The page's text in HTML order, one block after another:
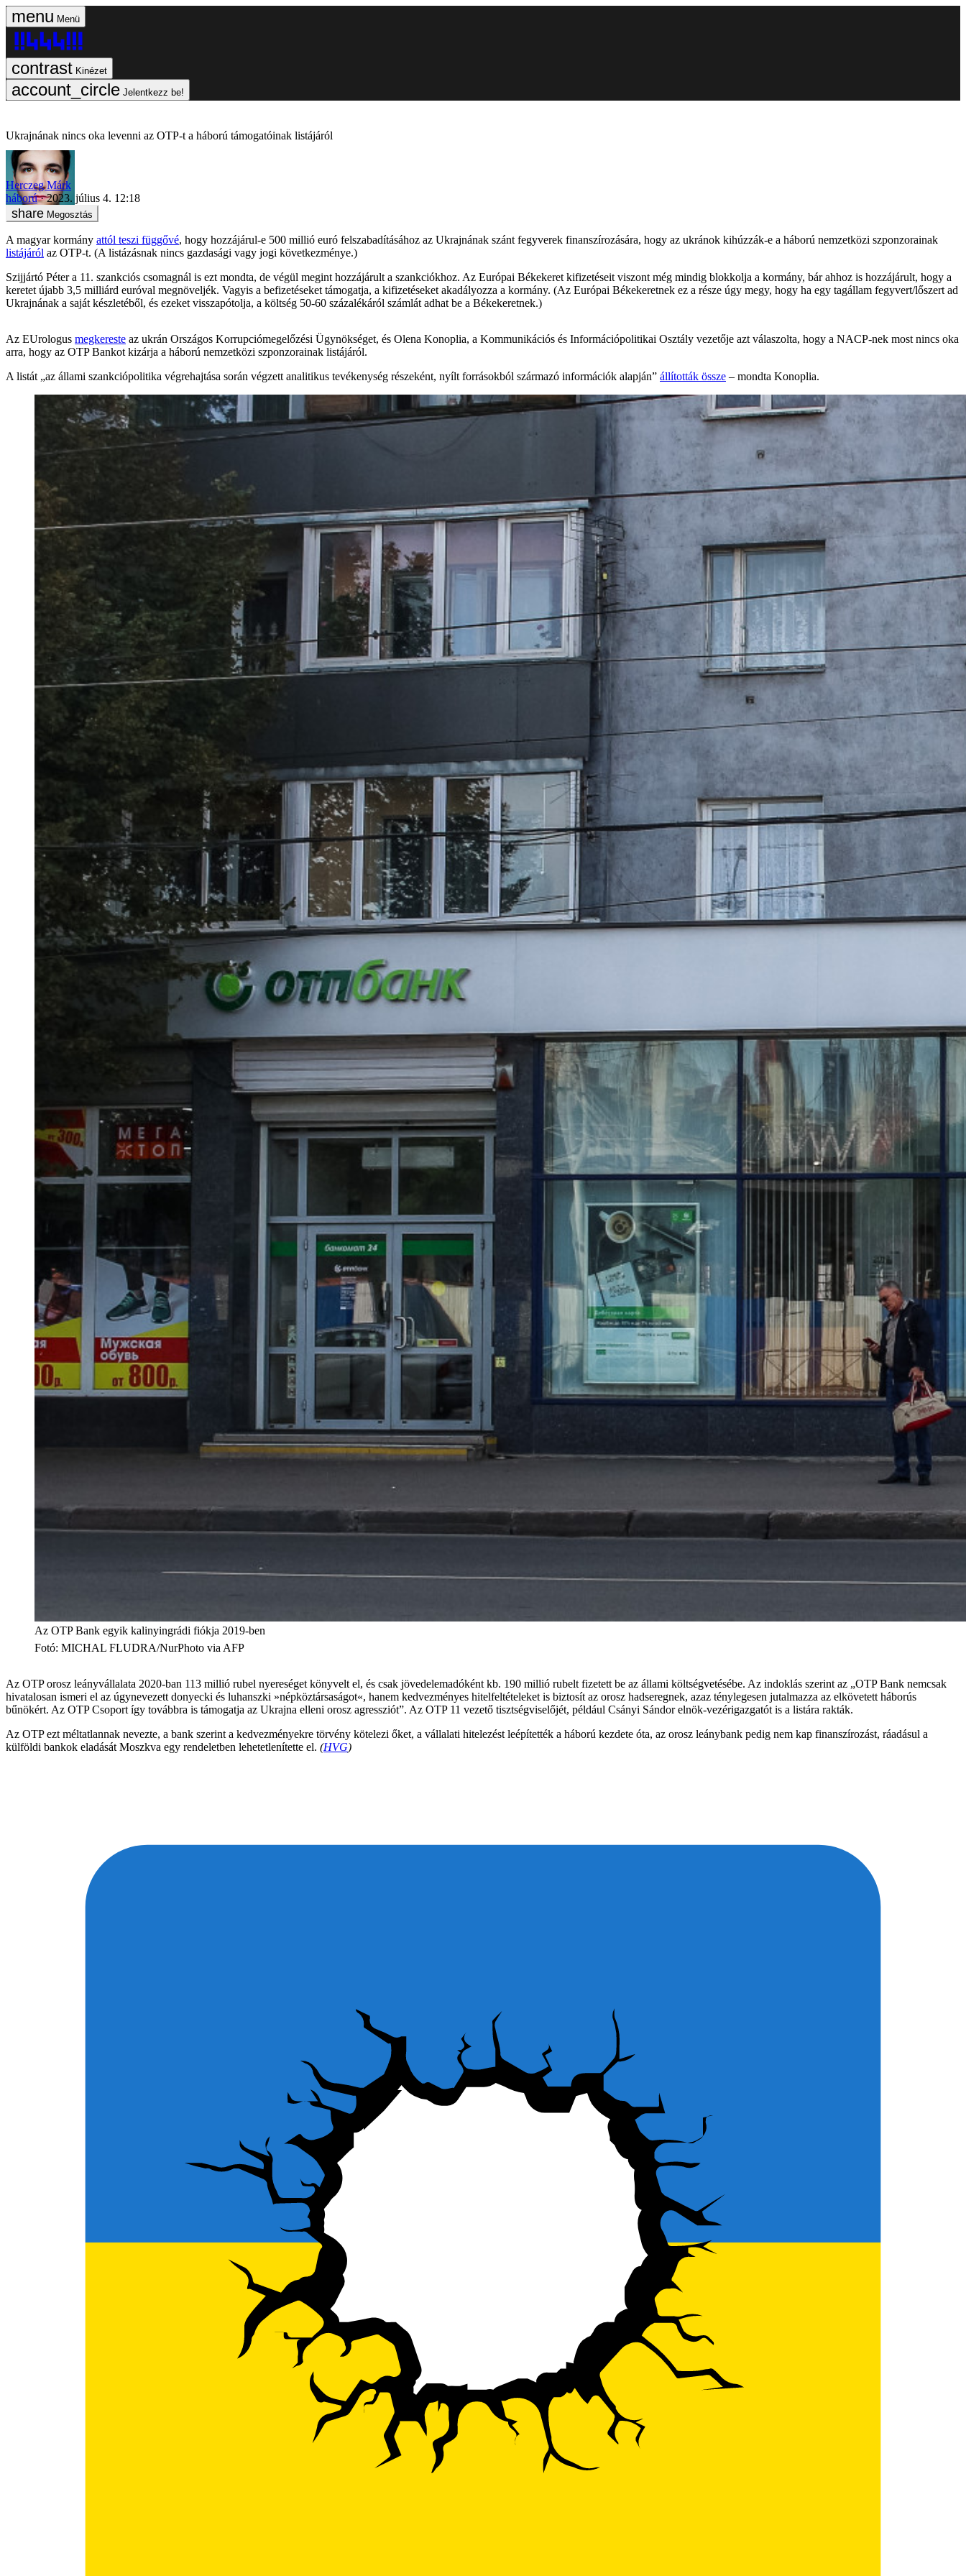
Menü
Kinézet
Jelentkezz be!
Ukrajnának nincs oka levenni az OTP-t a háború támogatóinak listájáról
Herczeg Márk
háború
2023. július 4. 12:18
Megosztás
A magyar kormány attól teszi függővé, hogy hozzájárul-e 500 millió euró felszabadításához az Ukrajnának szánt fegyverek finanszírozására, hogy az ukránok kihúzzák-e a háború nemzetközi szponzorainak
listájáról az OTP-t. (A listázásnak nincs gazdasági vagy jogi következménye.)
Szijjártó Péter a 11. szankciós csomagnál is ezt mondta, de végül megint hozzájárult a szankciókhoz. Az Európai Békekeret kifizetéseit viszont még mindig blokkolja a kormány, bár ahhoz is hozzájárult, hogy a
keretet újabb 3,5 milliárd euróval megnöveljék. Vagyis a befizetéseket támogatja, a kifizetéseket akadályozza a kormány. (Az Európai Békekeretnek ez a része úgy megy, hogy ha egy tagállam fegyvert/lőszert ad
Ukrajnának a saját készletéből, és ezeket visszapótolja, a költség 50-60 százalékáról számlát adhat be a Békekeretnek.)
Az EUrologus megkereste az ukrán Országos Korrupciómegelőzési Ügynökséget, és Olena Konoplia, a Kommunikációs és Információpolitikai Osztály vezetője azt válaszolta, hogy a NACP-nek most nincs oka
arra, hogy az OTP Bankot kizárja a háború nemzetközi szponzorainak listájáról.
A listát „az állami szankciópolitika végrehajtása során végzett analitikus tevékenység részeként, nyílt forrásokból származó információk alapján” állították össze – mondta Konoplia.
Az OTP Bank egyik kalinyingrádi fiókja 2019-ben
Fotó: MICHAL FLUDRA/NurPhoto via AFP
Az OTP orosz leányvállalata 2020-ban 113 millió rubel nyereséget könyvelt el, és csak jövedelemadóként kb. 190 millió rubelt fizetett be az állami költségvetésébe. Az indoklás szerint az „OTP Bank nemcsak
hivatalosan ismeri el az úgynevezett donyecki és luhanszki »népköztársaságot«, hanem kedvezményes hitelfeltételeket is biztosít az orosz hadseregnek, azaz ténylegesen jutalmazza az elkövetett háborús
bűnökért. Az OTP Csoport így továbbra is támogatja az Ukrajna elleni orosz agressziót”. Az OTP 11 vezető tisztségviselőjét, például Csányi Sándor elnök-vezérigazgatót is a listára rakták.
Az OTP ezt méltatlannak nevezte, a bank szerint a kedvezményekre törvény kötelezi őket, a vállalati hitelezést leépítették a háború kezdete óta, az orosz leánybank pedig nem kap finanszírozást, ráadásul a
külföldi bankok eladását Moszkva egy rendeletben lehetetlenítette el. (HVG)